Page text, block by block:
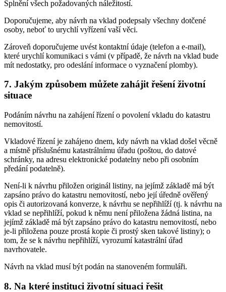
Splnění všech požadovaných náležitostí.
Doporučujeme, aby návrh na vklad podepsaly všechny dotčené
osoby, neboť to urychlí vyřízení vaší věci.
Zároveň doporučujeme uvést kontaktní údaje (telefon a e-mail),
které urychlí komunikaci s vámi (v případě, že návrh na vklad bude
mít nedostatky, pro odeslání informace o vyznačení plomby).
7. Jakým způsobem můžete zahájit řešení životní
situace
Podáním návrhu na zahájení řízení o povolení vkladu do katastru
nemovitostí.
Vkladové řízení je zahájeno dnem, kdy návrh na vklad došel věcně
a místně příslušnému katastrálnímu úřadu (poštou, do datové
schránky, na adresu elektronické podatelny nebo při osobním
předání podatelně).
Není-li k návrhu přiložen originál listiny, na jejímž základě má být
zapsáno právo do katastru nemovitostí, nebo její úředně ověřený
opis či autorizovaná konverze, k návrhu se nepřihlíží (tj. k návrhu na
vklad se nepřihlíží, pokud k němu není přiložena žádná listina, na
jejímž základě má být zapsáno právo do katastru nemovitostí, nebo
je-li přiložena pouze prostá kopie či prostý sken takové listiny); o
tom, že se k návrhu nepřihlíží, vyrozumí katastrální úřad
navrhovatele.
Návrh na vklad musí být podán na stanoveném formuláři.
8. Na které instituci životní situaci řešit